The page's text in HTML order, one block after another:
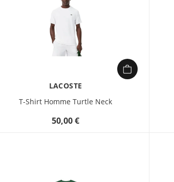
LACOSTE
T-Shirt Homme Turtle Neck
50,00 €